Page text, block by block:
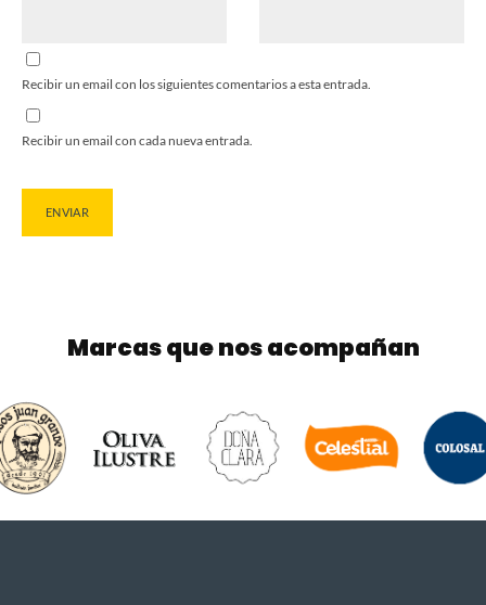
Recibir un email con los siguientes comentarios a esta entrada.
Recibir un email con cada nueva entrada.
Marcas que nos acompañan